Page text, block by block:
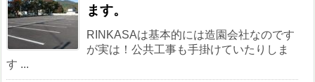
ます。
RINKASAは基本的には造園会社なのです
が実は！公共工事も手掛けていたりしま
す ...